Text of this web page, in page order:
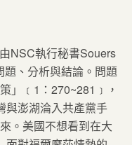
NSC執行秘書Souers
、分析與結論。問題
」﹝1：270~281﹞，
與澎湖淪入共產黨手
。美國不想看到在大